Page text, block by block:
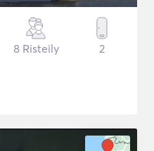
8 Risteily 2